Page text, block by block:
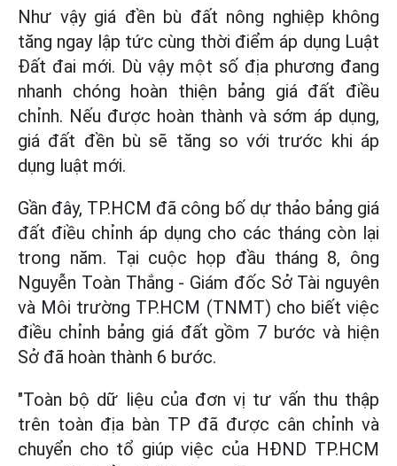
Như vậy giá đền bù đất nông nghiệp không
tăng ngay lập tức cùng thời điểm áp dụng Luật
Đất đai mới. Dù vậy một số địa phương đang
nhanh chóng hoàn thiện bảng giá đất điều
chỉnh. Nếu được hoàn thành và sớm áp dụng,
giá đất đền bù sẽ tăng so với trước khi áp
dụng luật mới.
Gần đây, TP.HCM đã công bố dự thảo bảng giá
đất điều chỉnh áp dụng cho các tháng còn lại
trong năm. Tại cuộc họp đầu tháng 8, ông
Nguyễn Toàn Thắng - Giám đốc Sở Tài nguyên
và Môi trường TP.HCM (TNMT) cho biết việc
điều chỉnh bảng giá đất gồm 7 bước và hiện
Sở đã hoàn thành 6 bước.
"Toàn bộ dữ liệu của đơn vị tư vấn thu thập
trên toàn địa bàn TP đã được cân chỉnh và
chuyển cho tổ giúp việc của HĐND TP.HCM